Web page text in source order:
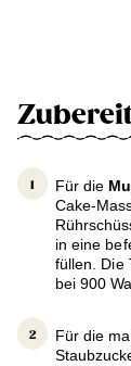
Für die
Cake-
in eine
füllen. Die
bei 900
Für die